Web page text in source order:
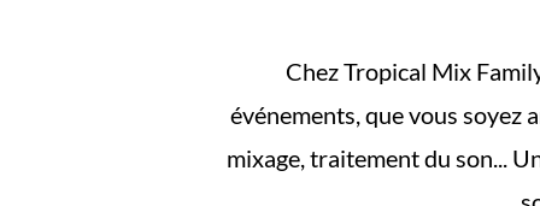
Chez Tropical Mix
événements, que vous soyez
mixage, traitement du son...